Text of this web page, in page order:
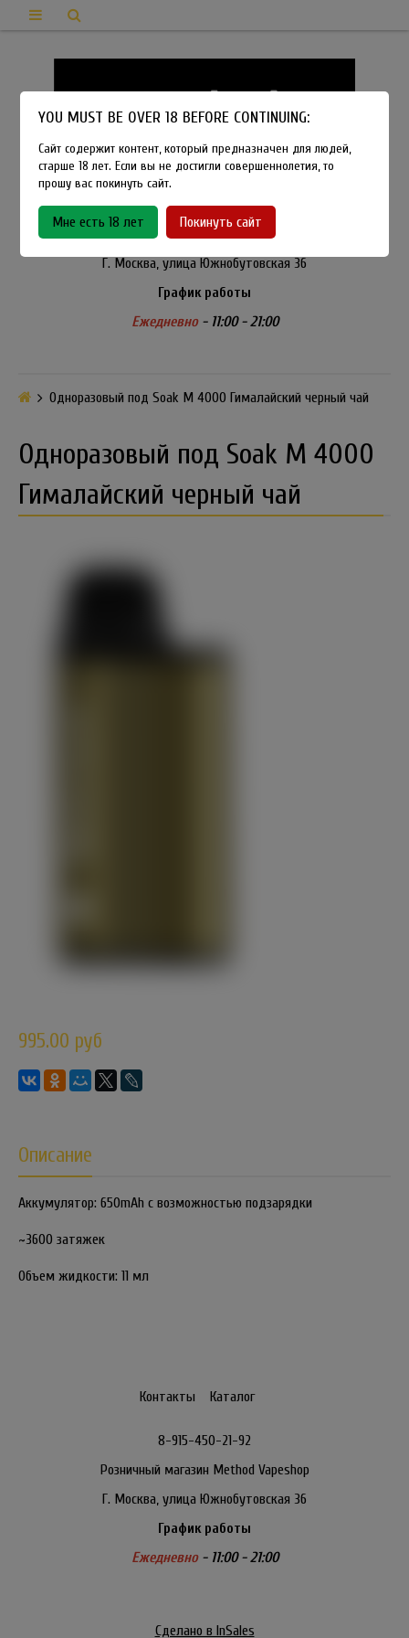
8-915-450-21-92
Розничный магазин Method Vapeshop
Г. Москва, улица Южнобутовская 36
График работы
Ежедневно- 11:00 - 21:00
Одноразовый под Soak M 4000 Гималайский черный чай
Одноразовый под Soak M 4000
Гималайский черный чай
995.00 руб
Описание
Аккумулятор: 650mAh с возможностью подзарядки
~3600 затяжек
Объем жидкости: 11 мл
Контакты Каталог
8-915-450-21-92
Розничный магазин Method Vapeshop
Г. Москва, улица Южнобутовская 36
График работы
Ежедневно- 11:00 - 21:00
Сделано в InSales
YOU MUST BE OVER 18 BEFORE CONTINUING:
Сайт содержит контент, который предназначен для людей,
старше 18 лет. Если вы не достигли совершеннолетия, то
прошу вас покинуть сайт.
Мне есть 18 лет Покинуть сайт